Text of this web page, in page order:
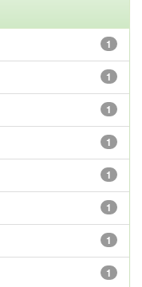
1
1
1
1
1
1
1
1